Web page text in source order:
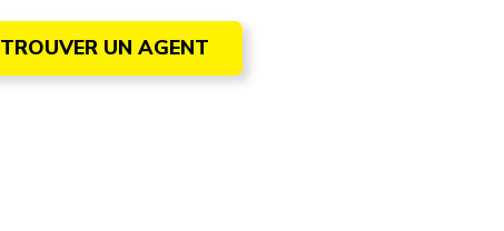
TROUVER UN AGENT